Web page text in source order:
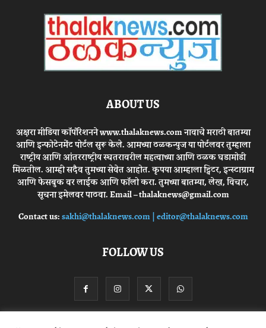
ABOUT US
अक्षरा मीडिया कॉर्पोरेशनने www.thalaknews.com नावाचे मराठी बातम्या
आणि इन्फोटेनमेंट पोर्टल सुरू केले. आमच्या ठळकन्युज या पोर्टलवर तुम्हाला
राष्ट्रीय आणि आंतरराष्ट्रीय स्घतरावरील महत्वाच्या आणि ठळक घडामोडी
मिळतील. आम्ही सदैव तुमच्या सेवेत आहोत. कृपया आम्हाला ट्विटर, इन्स्टाग्राम
आणि फेसबुक वर लाईक आणि फॉलो करा. तुमच्या बातम्या, लेख, विचार,
सूचना इमेलवर पाठवा. Email – thalaknews@gmail.com
Contact us:sakhi@thalaknews.com | editor@thalaknews.com
FOLLOW US